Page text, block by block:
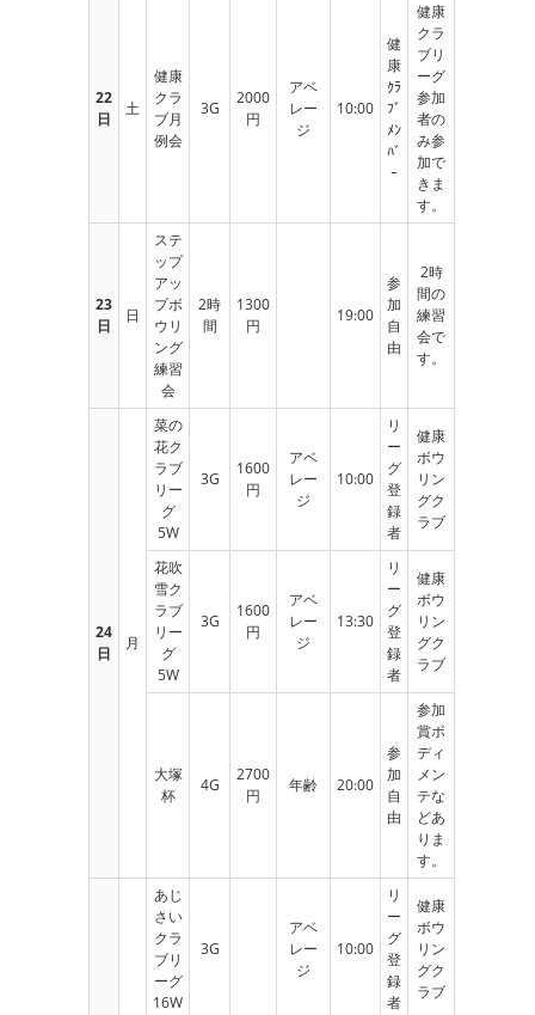
22
日
土
健康
クラ
ブ月
例会
3G
2000
円
アベ
レー
ジ
10:00
健
康
ｸﾗ
ﾌﾞ
ﾒﾝ
ﾊﾞ
ｰ
健康
クラ
ブリ
ーグ
参加
者の
み参
加で
きま
す。
23
日
日
ステ
ップ
アッ
プボ
ウリ
ング
練習
会
2時
間
1300
円
19:00
参
加
自
由
2時
間の
練習
会で
す。
24
日
月
菜の
花ク
ラブ
リー
グ
5W
3G
1600
円
アベ
レー
ジ
10:00
リ
ー
グ
登
録
者
健康
ボウ
リン
グク
ラブ
花吹
雪ク
ラブ
リー
グ
5W
3G
1600
円
アベ
レー
ジ
13:30
リ
ー
グ
登
録
者
健康
ボウ
リン
グク
ラブ
大塚
杯
4G
2700
円
年齢 20:00
参
加
自
由
参加
賞ボ
ディ
メン
テな
どあ
りま
す。
あじ
さい
クラ
ブリ
ーグ
16W
3G
アベ
レー
ジ
10:00
リ
ー
グ
登
録
者
健康
ボウ
リン
グク
ラブ